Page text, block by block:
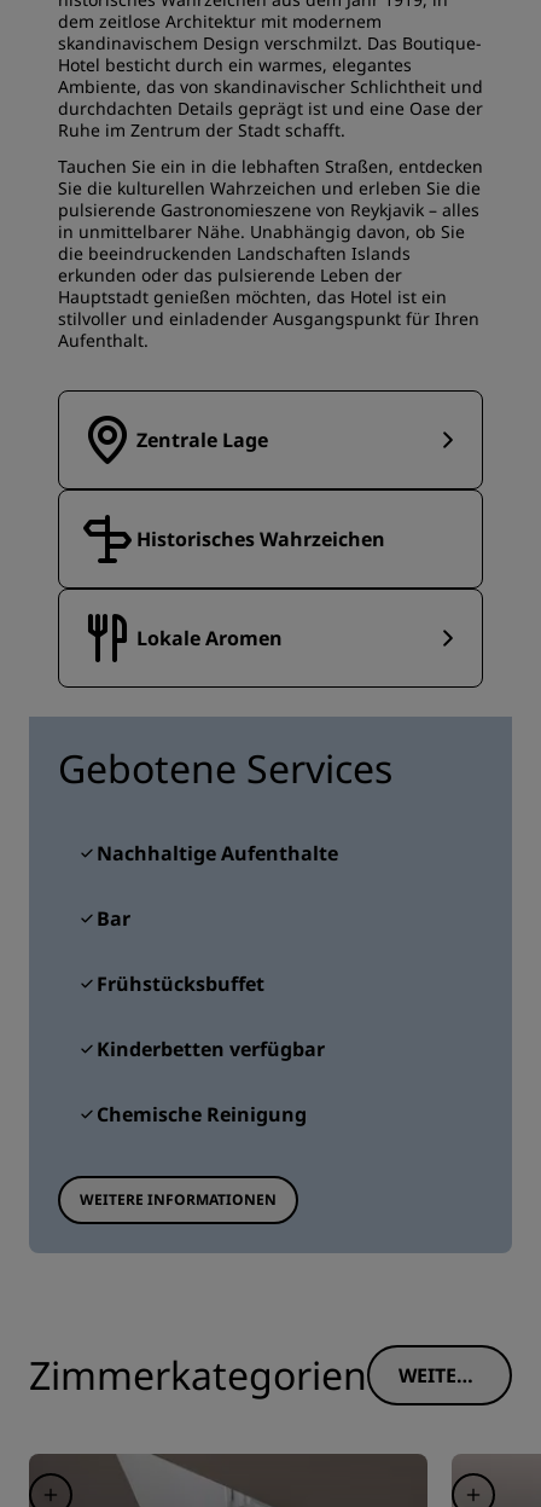
dem zeitlose Architektur mit modernem
skandinavischem Design verschmilzt. Das Boutique-
Hotel besticht durch ein warmes, elegantes
Ambiente, das von skandinavischer Schlichtheit und
durchdachten Details geprägt ist und eine Oase der
Ruhe im Zentrum der Stadt schafft.
Tauchen Sie ein in die lebhaften Straßen, entdecken
Sie die kulturellen Wahrzeichen und erleben Sie die
pulsierende Gastronomieszene von Reykjavik – alles
in unmittelbarer Nähe. Unabhängig davon, ob Sie
die beeindruckenden Landschaften Islands
erkunden oder das pulsierende Leben der
Hauptstadt genießen möchten, das Hotel ist ein
stilvoller und einladender Ausgangspunkt für Ihren
Aufenthalt.
Zentrale Lage
Historisches Wahrzeichen
Lokale Aromen
Gebotene Services
Nachhaltige Aufenthalte
Bar
Frühstücksbuffet
Kinderbetten verfügbar
Chemische Reinigung
WEITERE INFORMATIONEN
Zimmerkategorien
WEITERE
INFORM